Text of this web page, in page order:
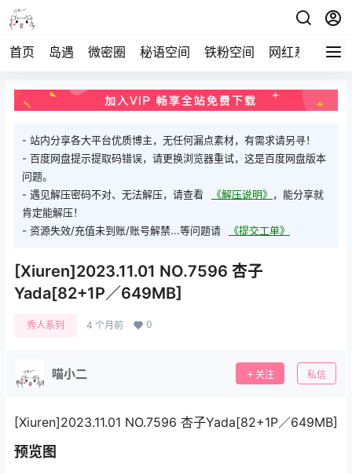
首页 岛遇 微密圈 秘语空间 铁粉空间 网红系列 打
- 站内分享各大平台优质博主，无任何漏点素材，有需求请另寻！
- 百度网盘提示提取码错误，请更换浏览器重试，这是百度网盘版本
问题。
- 遇见解压密码不对、无法解压，请查看
《解压说明》 ，能分享就
肯定能解压！
- 资源失效/充值未到账/账号解禁...等问题请
《提交工单》
[Xiuren]2023.11.01 NO.7596 杏子
Yada[82+1P／649MB]
秀人系列 4 个月前 0
喵小二 关注 私信
[Xiuren]2023.11.01 NO.7596 杏子Yada[82+1P／649MB]
预览图